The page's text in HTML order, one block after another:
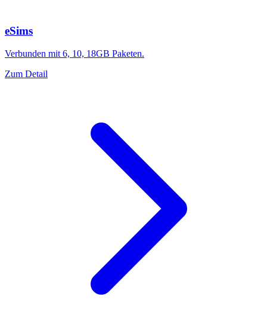
eSims
Verbunden mit 6, 10, 18GB Paketen.
Zum Detail